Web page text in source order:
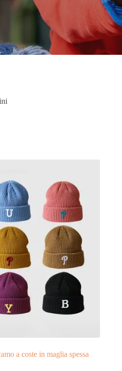
a coste in maglia spessa